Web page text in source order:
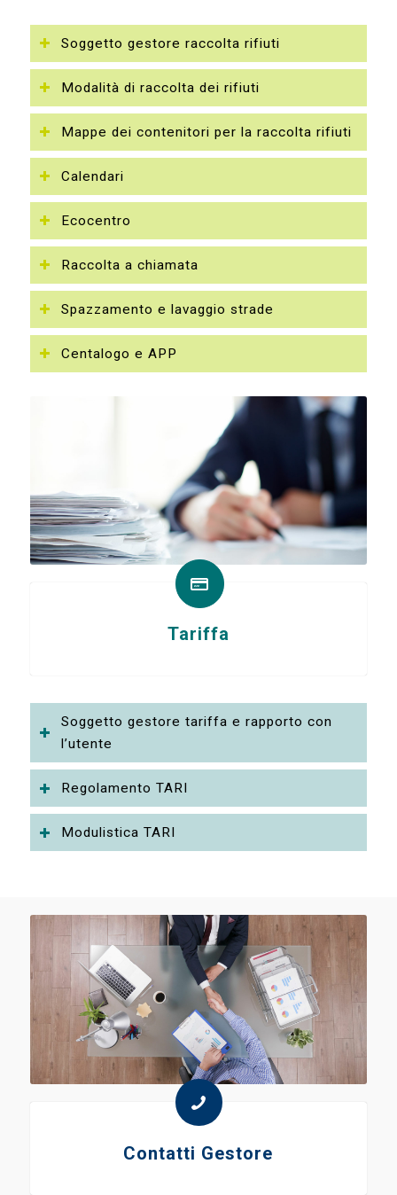
Soggetto gestore raccolta rifiuti
Modalità di raccolta dei rifiuti
Mappe dei contenitori per la raccolta rifiuti
Calendari
Ecocentro
Raccolta a chiamata
Spazzamento e lavaggio strade
Centalogo e APP
Tariffa
Soggetto gestore tariffa e rapporto con
l’utente
Regolamento TARI
Modulistica TARI
Contatti Gestore